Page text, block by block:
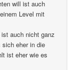
will ist auch
Level mit
auch nicht ganz
eher in die
ist eher wie es